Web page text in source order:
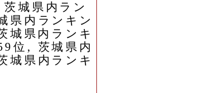
城県内ラン
県内ランキン
城県内ランキ
位, 茨城県内
城県内ランキ